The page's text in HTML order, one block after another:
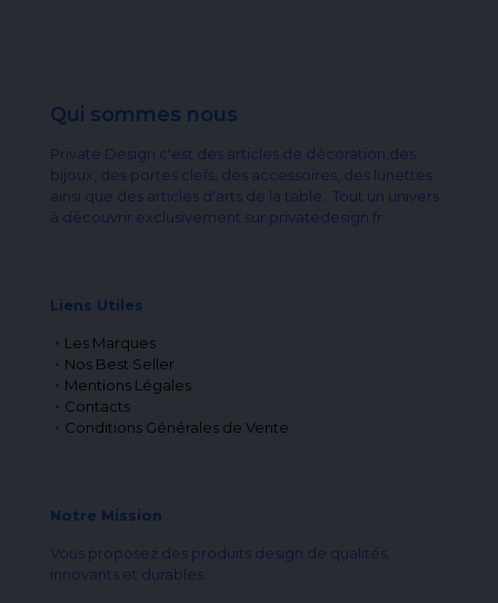
Qui sommes nous
Private Design c'est des articles de décoration,des
bijoux, des portes clefs, des accessoires, des lunettes
ainsi que des articles d'arts de la table...Tout un univers
à découvrir exclusivement sur privatedesign.fr
Liens Utiles
Les Marques
Nos Best Seller
Mentions Légales
Contacts
Conditions Générales de Vente
Notre Mission
Vous proposez des produits design de qualités,
innovants et durables.